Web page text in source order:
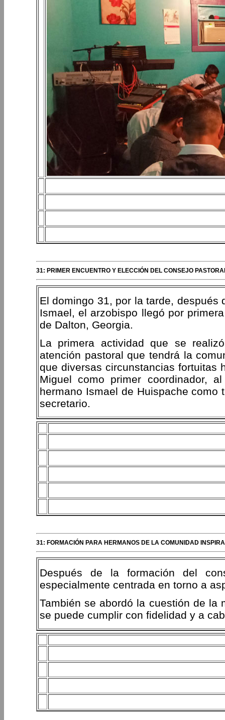
31: PRIMER ENCUENTRO Y ELECCIÓN DEL CONSEJO
El domingo 31, por la tarde,
Ismael, el arzobispo llegó por
de Dalton, Georgia.
La primera actividad que se
atención pastoral que tendrá la
que diversas circunstancias fortuitas
Miguel como primer coordinador,
hermano Ismael de Huispache
secretario.
31: FORMACIÓN PARA HERMANOS DE LA COMUNIDAD
Después de la formación del
especialmente centrada en torno a
También se abordó la cuestión de
se puede cumplir con fidelidad y a